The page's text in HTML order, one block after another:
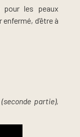
pour les peaux
d’être à
partie),